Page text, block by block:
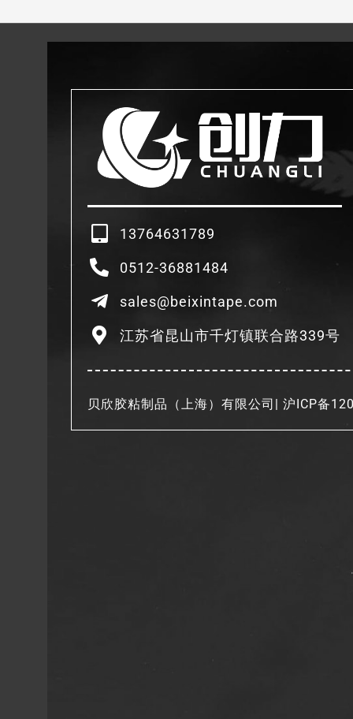
13764631789
0512-36881484
sales@beixintape.com
江苏省昆山市千灯镇联合路339号
贝欣胶粘制品（上海）有限公司| 沪ICP备